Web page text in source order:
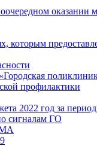
оказании
которым
профилактики
2022 год за
сигналам ГО